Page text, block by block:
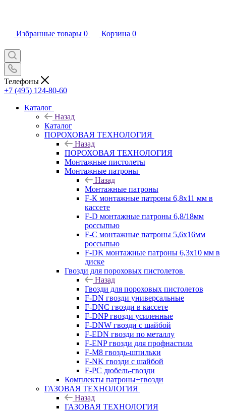
Избранные товары 0 Корзина 0
Телефоны
+7 (495) 124-80-60
Каталог
Назад
Каталог
ПОРОХОВАЯ ТЕХНОЛОГИЯ
Назад
ПОРОХОВАЯ ТЕХНОЛОГИЯ
Монтажные пистолеты
Монтажные патроны
Назад
Монтажные патроны
F-К монтажные патроны 6,8х11 мм в
кассете
F-D монтажные патроны 6,8/18мм
россыпью
F-C монтажные патроны 5,6х16мм
россыпью
F-DK монтажные патроны 6,3х10 мм в
диске
Гвозди для пороховых пистолетов
Назад
Гвозди для пороховых пистолетов
F-DN гвозди универсальные
F-DNC гвозди в кассете
F-DNP гвозди усиленные
F-DNW гвозди с шайбой
F-EDN гвозди по металлу
F-ENP гвозди для профнастила
F-M8 гвоздь-шпильки
F-NK гвозди с шайбой
F-PC дюбель-гвозди
Комплекты патроны+гвозди
ГАЗОВАЯ ТЕХНОЛОГИЯ
Назад
ГАЗОВАЯ ТЕХНОЛОГИЯ